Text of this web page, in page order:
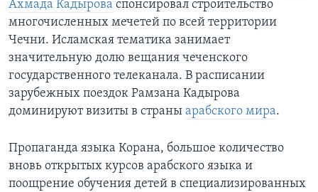
Ахмада Кадырова спонсировал строительство
многочисленных мечетей по всей территории
Чечни. Исламская тематика занимает
значительную долю вещания чеченского
государственного телеканала. В расписании
зарубежных поездок Рамзана Кадырова
доминируют визиты в страны арабского мира.
Пропаганда языка Корана, большое количество
вновь открытых курсов арабского языка и
поощрение обучения детей в специализированных